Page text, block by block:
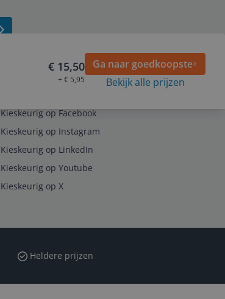
€ 15,50
+ € 5,95
Ga naar goedkoopste
Bekijk alle prijzen
Kieskeurig op Facebook
Kieskeurig op Instagram
Kieskeurig op LinkedIn
Kieskeurig op Youtube
Kieskeurig op X
Heldere prijzen